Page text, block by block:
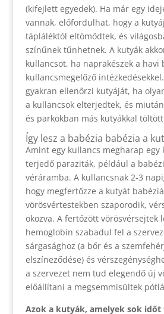
(kifejlett egyedek). Ha már egy
vannak, előfordulhat, hogy a
tápláléktól eltömődtek, és
színűnek tűnhetnek. A kutyák
kullancsot, ha naprakészek a havi
kullancsmegelőző
gyakran ellenőrzi kutyáját, ha
a kullancsok elterjedtek, és
és parkokban más kutyákkal
Így lesz a babézia babézia a
Amint egy kullancs megharap egy
terjedő paraziták, például a
véráramba. A kullancsnak 2-3
hogy megfertőzze a kutyát
vörösvértestekben szaporodik,
okozva. A fertőzött vörösvérsejtek
hemoglobin szabadul fel a
sárgasághoz (a bőr és a
elszíneződése) és
a szervezet nem tud elegendő új
előállítani a megsemmisültek
Azok a kutyák, amelyek sok